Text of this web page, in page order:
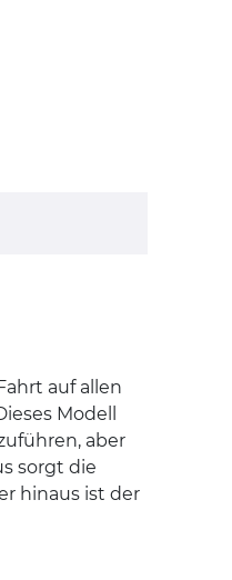
auf allen
Modell
aber
sorgt die
hinaus ist der